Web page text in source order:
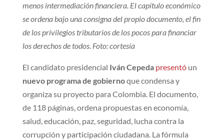
menos intermediación financiera. El capítulo económico
se ordena bajo una consigna del propio documento, el fin
de los privilegios tributarios de los pocos para financiar
los derechos de todos. Foto: cortesía
El candidato presidencial Iván Cepeda presentóun
nuevo programa de gobiernoque condensa y
organiza su proyecto para Colombia. El documento,
de 118 páginas, ordena propuestas en economía,
salud, educación, paz, seguridad, lucha contra la
corrupción y participación ciudadana. La fórmula